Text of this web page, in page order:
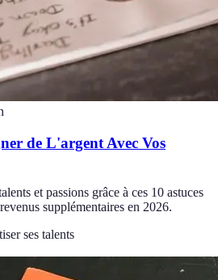
de L'argent Avec Vos
et passions grâce à ces 10 astuces
supplémentaires en 2026.
ses talents